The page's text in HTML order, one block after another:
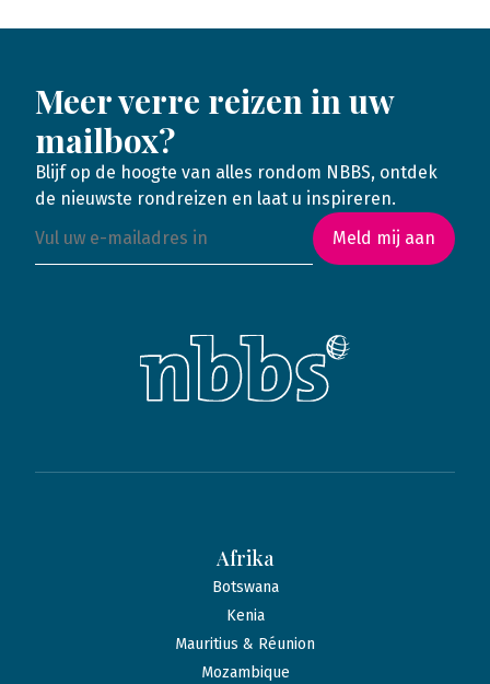
Meer verre reizen in uw
mailbox?
Blijf op de hoogte van alles rondom NBBS, ontdek
de nieuwste rondreizen en laat u inspireren.
Meld mij aan
Afrika
Botswana
Kenia
Mauritius & Réunion
Mozambique